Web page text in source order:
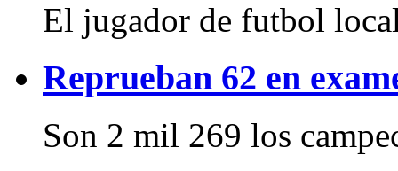
El jugador de futbol
Reprueban 62 en
Son 2 mil 269 los